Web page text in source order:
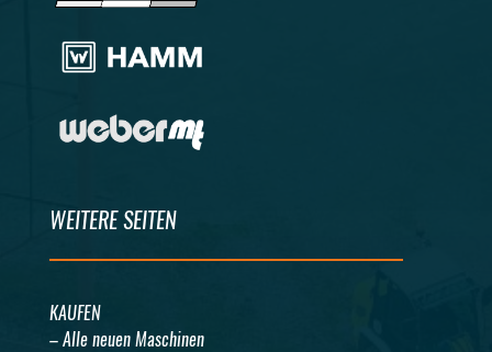
WEITERE SEITEN
KAUFEN
– Alle neuen Maschinen